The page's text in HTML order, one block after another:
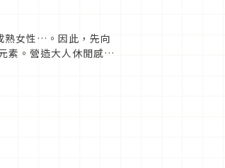
熟女性…。因此，先向
素。營造大人休閒感的